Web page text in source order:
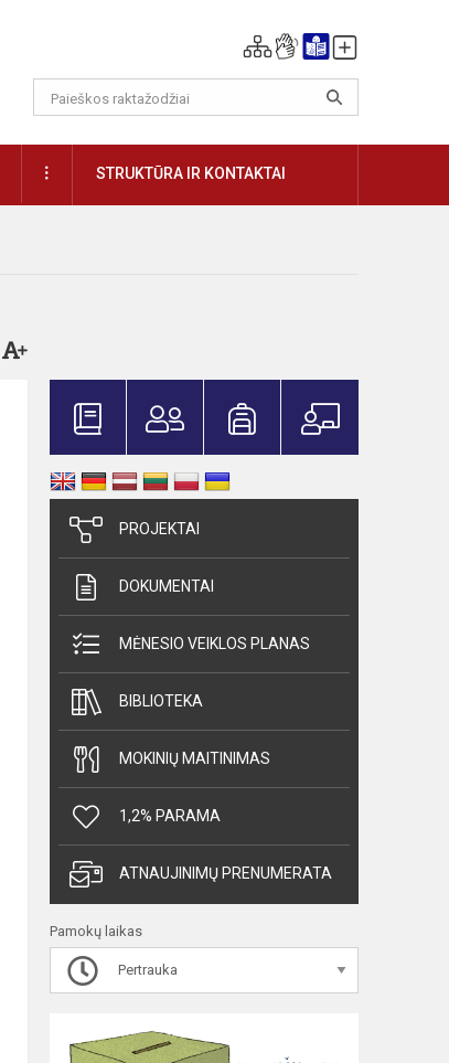
DAUGIAUSTRUKTŪRA IR KONTAKTAI
PROJEKTAI
DOKUMENTAI
MĖNESIO VEIKLOS PLANAS
BIBLIOTEKA
MOKINIŲ MAITINIMAS
1,2% PARAMA
ATNAUJINIMŲ PRENUMERATA
Pamokų laikas
Pertrauka